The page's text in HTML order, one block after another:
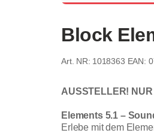
Block
1018363 EAN:
AUSSTELLER!
Elements 5.1 –
Erlebe mit dem